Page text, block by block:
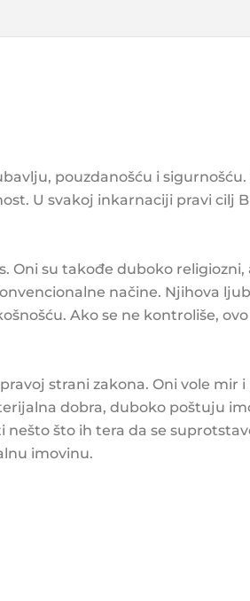
pouzdanošću i sigurnošću.
U svakoj inkarnaciji pravi cilj
Oni su takođe duboko religiozni,
načine. Njihova
Ako se ne kontroliše,
strani zakona. Oni vole mir
dobra, duboko poštuju
što ih tera da se
imovinu.